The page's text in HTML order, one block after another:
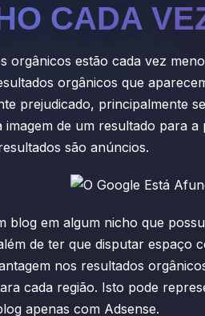
CADA
orgânicos estão cada vez
orgânicos que
prejudicado, principalmente
imagem de um resultado para a
são anúncios.
blog em algum nicho que
de ter que disputar espaço
nos resultados
cada região. Isto pode
apenas com Adsense.